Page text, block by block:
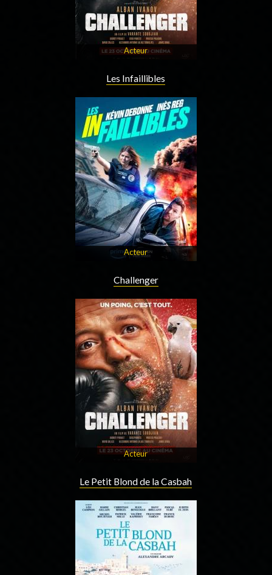
Acteur
Les Infaillibles
Acteur
Challenger
Acteur
Le Petit Blond de la Casbah